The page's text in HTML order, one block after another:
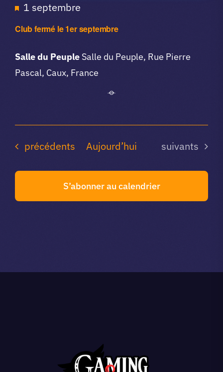
Club fermé le 1er septembre
Mis
en
1 septembre
Salle du Peuple Salle du Peuple, Rue Pierre
Pascal, Caux, France
Agenda du club
précédents Aujourd’hui Agenda du
suivants
S’abonner au calendrier